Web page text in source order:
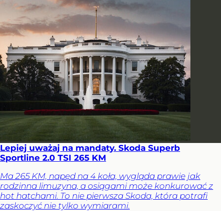
Lepiej uważaj na mandaty. Skoda Superb
Sportline 2.0 TSI 265 KM
Ma 265 KM, napęd na 4 koła, wygląda prawie jak
rodzinna limuzyna, a osiągami może konkurować z
hot hatchami. To nie pierwsza Skoda, która potrafi
zaskoczyć nie tylko wymiarami.